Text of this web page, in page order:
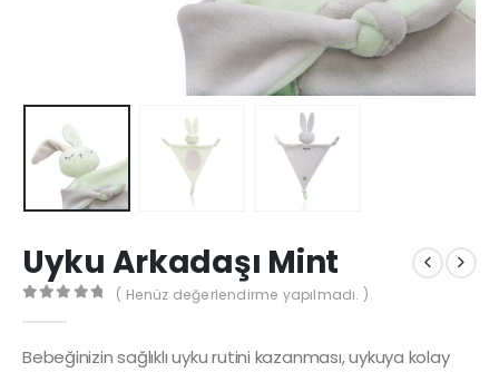
Uyku Arkadaşı Mint
( Henüz değerlendirme yapılmadı. )
Bebeğinizin sağlıklı uyku rutini kazanması, uykuya kolay